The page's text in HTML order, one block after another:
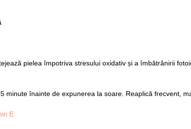
pielea împotriva stresului oxidativ și a îmbătrânirii
minute înainte de expunerea la soare. Reaplică frecvent,
E